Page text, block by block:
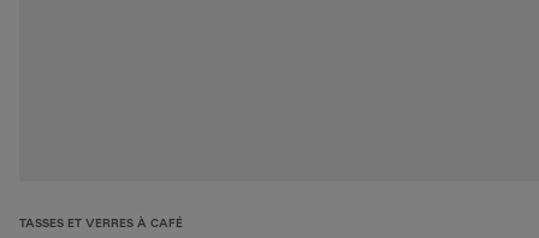
TASSES ET VERRES À CAFÉ